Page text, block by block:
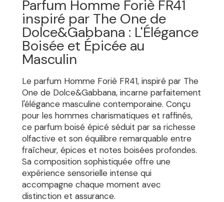
Parfum Homme Foriè FR41
inspiré par The One de
Dolce&Gabbana : L'Élégance
Boisée et Épicée au
Masculin
Le parfum Homme Foriè FR41, inspiré par The
One de Dolce&Gabbana, incarne parfaitement
l'élégance masculine contemporaine. Conçu
pour les hommes charismatiques et raffinés,
ce parfum boisé épicé séduit par sa richesse
olfactive et son équilibre remarquable entre
fraîcheur, épices et notes boisées profondes.
Sa composition sophistiquée offre une
expérience sensorielle intense qui
accompagne chaque moment avec
distinction et assurance.